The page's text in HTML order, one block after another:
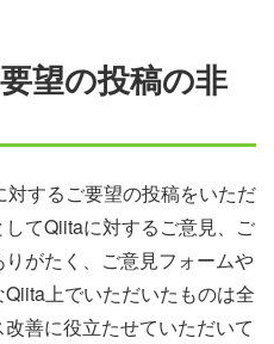
望の投稿の非
するご要望の投稿をいただ
てQiitaに対するご意見、ご
がたく、ご意見フォームや
上でいただいたものは全
善に役立たせていただいて